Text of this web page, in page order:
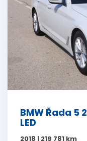
BMW Řada 5
LED
2018 | 219 781 km